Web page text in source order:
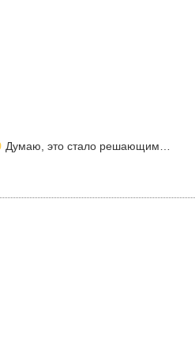
Думаю, это стало решающим…